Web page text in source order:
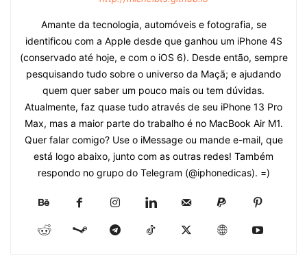
Amante da tecnologia, automóveis e fotografia, se
identificou com a Apple desde que ganhou um iPhone 4S
(conservado até hoje, e com o iOS 6). Desde então, sempre
pesquisando tudo sobre o universo da Maçã; e ajudando
quem quer saber um pouco mais ou tem dúvidas.
Atualmente, faz quase tudo através de seu iPhone 13 Pro
Max, mas a maior parte do trabalho é no MacBook Air M1.
Quer falar comigo? Use o iMessage ou mande e-mail, que
está logo abaixo, junto com as outras redes! Também
respondo no grupo do Telegram (@iphonedicas). =)